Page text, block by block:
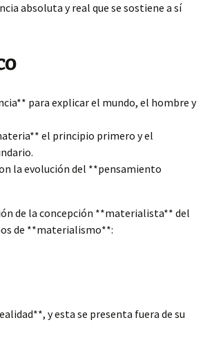
absoluta y real que se sostiene a sí
para explicar el mundo, el hombre y
el principio primero y el
la evolución del **pensamiento
de la concepción **materialista** del
de **materialismo**:
y esta se presenta fuera de su